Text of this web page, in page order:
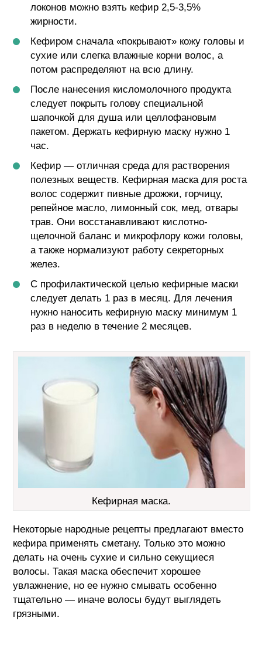
локонов можно взять кефир 2,5-3,5%
жирности.
Кефиром сначала «покрывают» кожу головы и
сухие или слегка влажные корни волос, а
потом распределяют на всю длину.
После нанесения кисломолочного продукта
следует покрыть голову специальной
шапочкой для душа или целлофановым
пакетом. Держать кефирную маску нужно 1
час.
Кефир — отличная среда для растворения
полезных веществ. Кефирная маска для роста
волос содержит пивные дрожжи, горчицу,
репейное масло, лимонный сок, мед, отвары
трав. Они восстанавливают кислотно-
щелочной баланс и микрофлору кожи головы,
а также нормализуют работу секреторных
желез.
С профилактической целью кефирные маски
следует делать 1 раз в месяц. Для лечения
нужно наносить кефирную маску минимум 1
раз в неделю в течение 2 месяцев.
Кефирная маска.
Некоторые народные рецепты предлагают вместо
кефира применять сметану. Только это можно
делать на очень сухие и сильно секущиеся
волосы. Такая маска обеспечит хорошее
увлажнение, но ее нужно смывать особенно
тщательно — иначе волосы будут выглядеть
грязными.